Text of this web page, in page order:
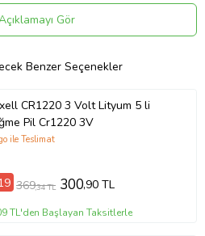
Gör
Benzer Seçenekler
CR1220 3 Volt Lityum 5 li
Pil Cr1220 3V
ile Teslimat
369,34 TL 300,90 TL
TL'den Başlayan Taksitlerle